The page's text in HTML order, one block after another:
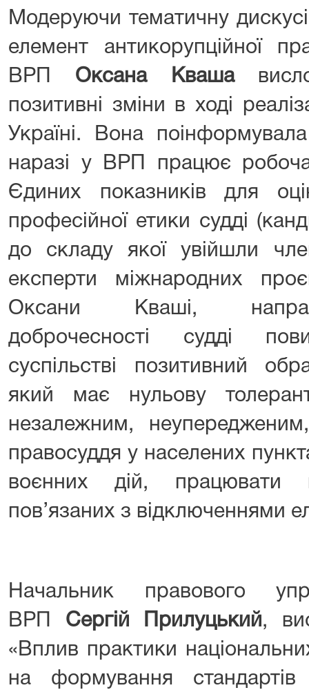
Модеруючи тематичну
елемент антикорупційної
ВРП Оксана Кваша
позитивні зміни в ході
Україні. Вона
наразі у ВРП працює
Єдиних показників для
професійної етики судді
до складу якої увійшли
експерти міжнародних
Оксани Кваші,
доброчесності судді
суспільстві позитивний
який має нульову
незалежним,
правосуддя у населених
воєнних дій, працювати
пов’язаних з відключеннями
Начальник правового
ВРП Сергій Прилуцький ,
«Вплив практики
на формування стандартів